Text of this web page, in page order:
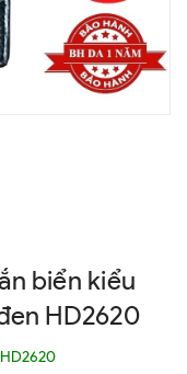
biển kiểu
HD2620
HD2620